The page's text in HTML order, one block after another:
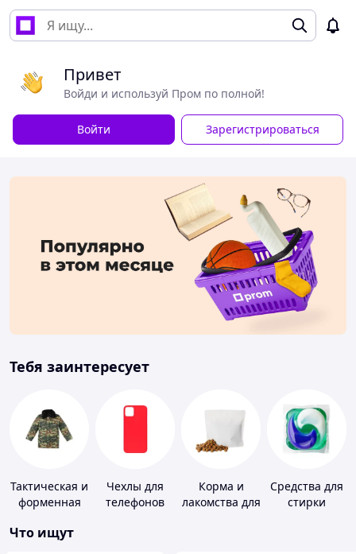
Привет
Войди и используй Пром по полной!
Войти Зарегистрироваться
Тебя заинтересует
Тактическая и
форменная
Чехлы для
телефонов
Корма и
лакомства для
Средства для
стирки
Что ищут